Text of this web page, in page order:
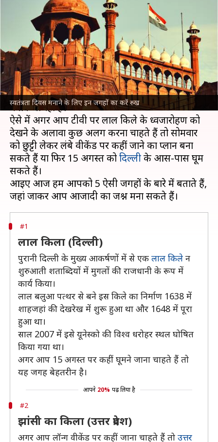
स्वतंत्रता दिवस मनाने के लिए इन जगहों का करें रुख
मनाने के लिए इन 5 जगहों का करें
रुख
लेखन अंजली Aug 09, 2023 10:00 pm
क्या है खबर?
भारत इस साल 15 अगस्त को अपना 77वांस्वतंत्रता दिवस
मनाने जा रहा है।
ऐसे में अगर आप टीवी पर लाल किले के ध्वजारोहण को
देखने के अलावा कुछ अलग करना चाहते हैं तो सोमवार
को छुट्टी लेकर लंबे वीकेंड पर कहीं जाने का प्लान बना
सकते हैं या फिर 15 अगस्त कोदिल्लीके आस-पास घूम
सकते हैं।
आइए आज हम आपको 5 ऐसी जगहों के बारे में बताते हैं,
#1
लाल किला (दिल्ली)
पुरानी दिल्ली के मुख्य आकर्षणों में से एक लाल किल े न
शुरुआती शताब्दियों में मुगलों की राजधानी के रूप में
कार्य किया।
लाल बलुआ पत्थर से बने इस किले का निर्माण 1638 में
शाहजहां की देखरेख में शुरू हुआ था और 1648 में पूरा
हुआ था।
साल 2007 में इसे यूनेस्को की विश्व धरोहर स्थल घोषित
किया गया था।
अगर आप 15 अगस्त पर कहीं घूमने जाना चाहते हैं तो
यह जगह बेहतरीन है।
आपने 20% पढ़ लिया है
#2
झांसी का किला (उत्तर प्रदेश)
अगर आप लॉन्ग वीकेंड पर कहीं जाना चाहते हैं तो उत्तर